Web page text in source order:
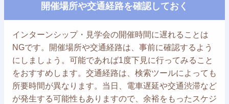
開催場所や交通経路を確認しておく
インターンシップ・見学会の開催時間に遅れることは
NGです。開催場所や交通経路は、事前に確認するよう
にしましょう。可能であれば1度下見に行ってみること
をおすすめします。交通経路は、検索ツールによっても
所要時間が異なります。当日、電車遅延や交通渋滞など
が発生する可能性もありますので、余裕をもったスケジ